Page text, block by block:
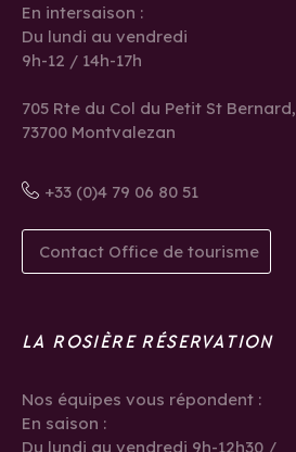
En intersaison :
Du lundi au vendredi
9h-12 / 14h-17h
705 Rte du Col du Petit St Bernard,
73700 Montvalezan
+33 (0)4 79 06 80 51
Contact Office de tourisme
LA ROSIÈRE RÉSERVATION
Nos équipes vous répondent :
En saison :
Du lundi au vendredi 9h-12h30 /